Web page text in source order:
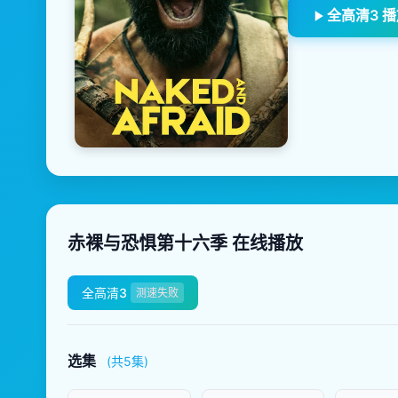
全高清3
赤裸与恐惧第十六季 在线播放
全高清3 测速失败
选集 (共5集)